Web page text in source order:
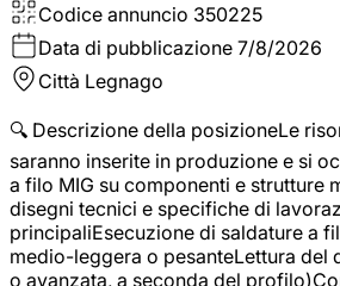
Codice annuncio 350225
Data di pubblicazione 7/8/2026
Città Legnago
🔍 Descrizione della posizioneLe
saranno inserite in produzione e si
a filo MIG su componenti e strutture
disegni tecnici e specifiche di
principaliEsecuzione di saldature a
medio-leggera o pesanteLettura del
o avanzata, a seconda del